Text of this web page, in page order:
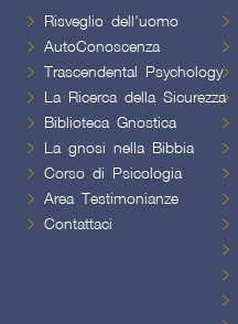
Risveglio dell'uomo
AutoConoscenza
Trascendental Psychology
La Ricerca della Sicurezza
Biblioteca Gnostica
La gnosi nella Bibbia
Corso di Psicologia
Area Testimonianze
Contattaci